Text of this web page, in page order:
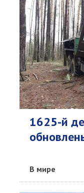
1625-й
В мире